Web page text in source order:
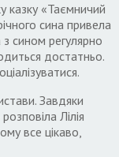
казку «Таємничий
сина привела
сином регулярно
достатньо.
Завдяки
Лілія
все цікаво,